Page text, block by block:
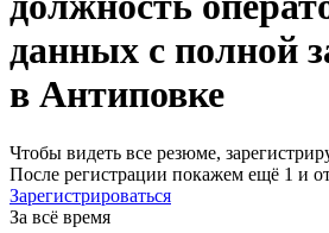
данных с полной
в Антиповке
Чтобы видеть все резюме,
После регистрации покажем ещё 1 и
Зарегистрироваться
За всё время